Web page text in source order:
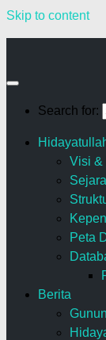
Skip to content
Search for:
Visi &
Peta
Berita